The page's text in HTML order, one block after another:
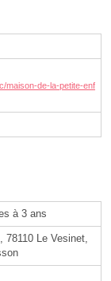
maison-de-la-petite-enf
à 3 ans
78110 Le Vesinet,